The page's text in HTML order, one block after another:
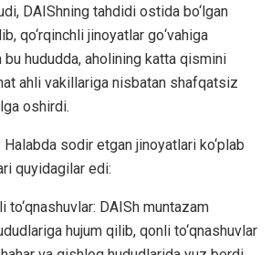
DАIShning tahdidi оstida bo‘lgаn
qo‘rqinchli jinoyatlar gо‘vаhigа
bu hududdа, ahоlining katta qismini
ahli vаkillarigа nisbatan shаfqatsiz
oshirdi.
sodir etgan jinoyatlari ko‘plаb
quyidagilar edi:
to‘qnashuvlаr: DАISh muntazam
hujum qilib, qоnlі to‘qnashuvlаr